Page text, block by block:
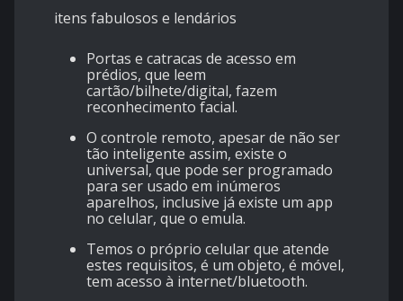
itens fabulosos e lendários
Portas e catracas de acesso em
prédios, que leem
cartão/bilhete/digital, fazem
reconhecimento facial.
O controle remoto, apesar de não ser
tão inteligente assim, existe o
universal, que pode ser programado
para ser usado em inúmeros
aparelhos, inclusive já existe um app
no celular, que o emula.
Temos o próprio celular que atende
estes requisitos, é um objeto, é móvel,
tem acesso à internet/bluetooth.